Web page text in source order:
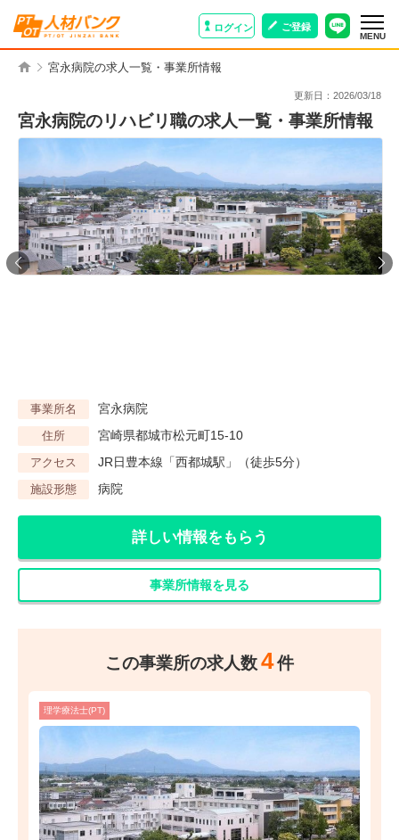
ログイン ご登録
MENU
宮永病院の求人一覧・事業所情報
更新日： 2026/03/18
宮永病院のリハビリ職の求人一覧・事業所情報
事業所名 宮永病院
住所 宮崎県都城市松元町15-10
アクセス JR日豊本線「西都城駅」（徒歩5分）
施設形態 病院
詳しい情報をもらう
事業所情報を見る
この事業所の求人数4件
理学療法士(PT)